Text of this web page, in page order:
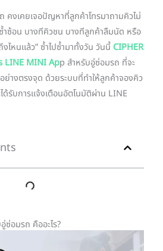
คงเคยเจอปัญหาที่ลูกค้าโทรมาถามคิวไม่
ซ้อน บางทีคิวชน บางทีลูกค้าลืมนัด หรือ
ไหนแล้ว” ซ้ำไปซ้ำมาทั้งวัน วันนี้ CIPHER
LINE MINI App สำหรับอู่ซ่อมรถ ที่จะ
ย่างตรงจุด ด้วยระบบที่ทำให้ลูกค้าจองคิว
ได้รับการแจ้งเตือนอัตโนมัติผ่าน LINE
อมรถ คืออะไร?